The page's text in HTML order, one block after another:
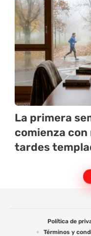
La primera
comienza
tardes
Política de
Términos y